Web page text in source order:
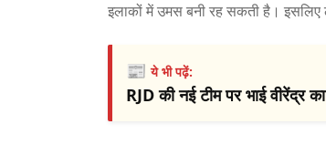
इलाकों में उमस बनी रह सकती है। इसलिए
📰ये भी पढ़ें:
RJD की नई टीम पर भाई वीरेंद्र